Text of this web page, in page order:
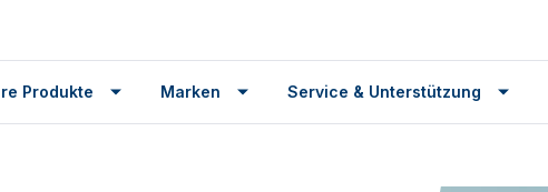
Produkte Marken Service & Unterstützung